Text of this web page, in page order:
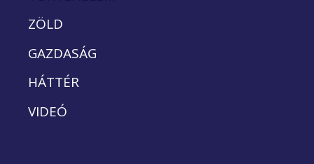
ZÖLD
GAZDASÁG
HÁTTÉR
VIDEÓ